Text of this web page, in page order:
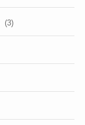
(3)